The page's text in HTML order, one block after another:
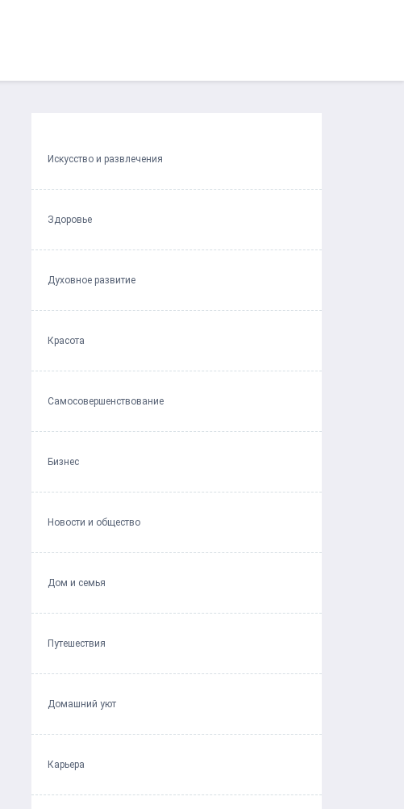
Искусство и развлечения
Здоровье
Духовное развитие
Красота
Самосовершенствование
Бизнес
Новости и общество
Дом и семья
Путешествия
Домашний уют
Карьера